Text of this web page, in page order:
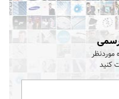
رسمی
موردنظر
کنید